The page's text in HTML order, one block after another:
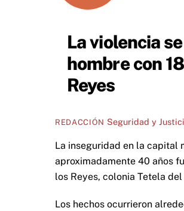
La violencia
hombre con
Reyes
REDACCIÓN Seguridad y
La inseguridad en la capital
aproximadamente 40 años
los Reyes, colonia Tetela
Los hechos ocurrieron